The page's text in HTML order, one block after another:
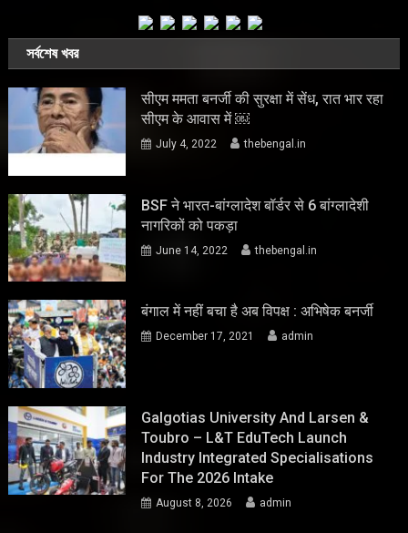
সর্বশেষ খবর
सीएम ममता बनर्जी की सुरक्षा में सेंध, रात भार रहा
सीएम के आवास में ￼
July 4, 2022 thebengal.in
BSF ने भारत-बांग्लादेश बॉर्डर से 6 बांग्लादेशी
नागरिकों को पकड़ा
June 14, 2022 thebengal.in
बंगाल में नहीं बचा है अब विपक्ष : अभिषेक बनर्जी
December 17, 2021 admin
Galgotias University And Larsen &
Toubro – L&T EduTech Launch
Industry Integrated Specialisations
For The 2026 Intake
August 8, 2026 admin